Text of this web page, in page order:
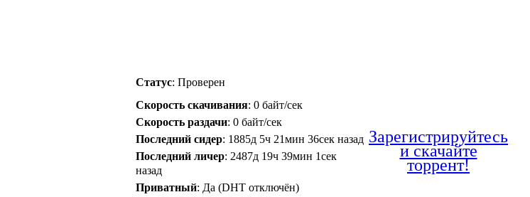
Статус: Проверен
Скорость скачивания: 0 байт/сек
Скорость раздачи: 0 байт/сек
Последний сидер: 1885д 5ч 21мин 36сек назад
Последний личер: 2487д 19ч 39мин 1сек
назад
Приватный: Да (DHT отключён)
Зарегистрируйтесь
и скачайте
торрент!